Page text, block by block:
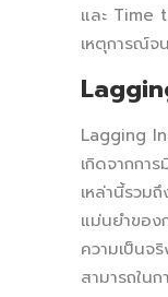
และ Time
เหตุการณ์จ
Lagging
เกิดจากกา
เหล่านี้รวม
แม่นยำของ
ความเป็นจ
สามารถใน